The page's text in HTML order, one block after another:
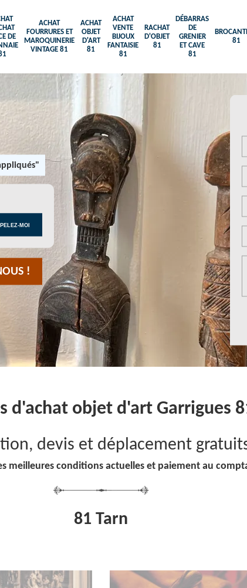
DE
ACHAT
FOURRURES ET
MAROQUINERIE
VINTAGE 81
ACHAT
OBJET
D'ART
81
ACHAT
VENTE
BIJOUX
FANTAISIE
81
RACHAT
D'OBJET
81
DÉBARRAS
DE
GRENIER
ET CAVE
81
81
!
d'achat objet d'art Garrigues
devis et déplacement
meilleures conditions actuelles et paiement au
81 Tarn